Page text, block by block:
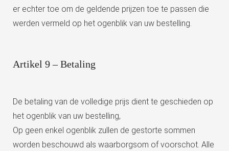
er echter toe om de geldende prijzen toe te passen die
werden vermeld op het ogenblik van uw bestelling.
Artikel 9 – Betaling
De betaling van de volledige prijs dient te geschieden op
het ogenblik van uw bestelling,
Op geen enkel ogenblik zullen de gestorte sommen
worden beschouwd als waarborgsom of voorschot. Alle